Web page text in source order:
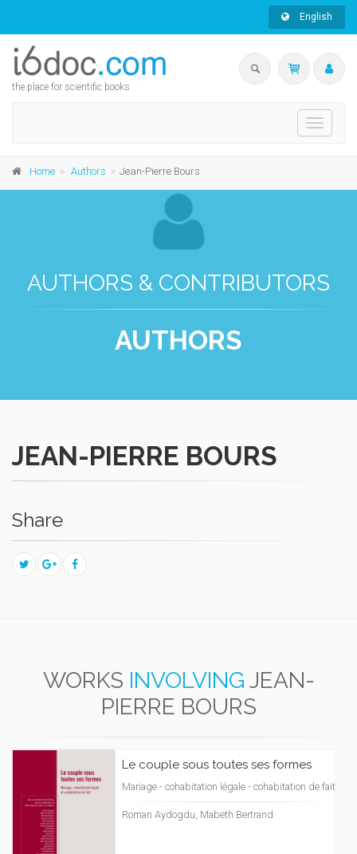
English
the place for scientific books
Toggle
Home Authors Jean-Pierre Bours
AUTHORS & CONTRIBUTORS
AUTHORS
JEAN-PIERRE BOURS
Share
WORKS INVOLVING JEAN-
PIERRE BOURS
Le couple sous toutes ses formes
Mariage - cohabitation légale - cohabitation de fait
Roman Aydogdu, Mabeth Bertrand